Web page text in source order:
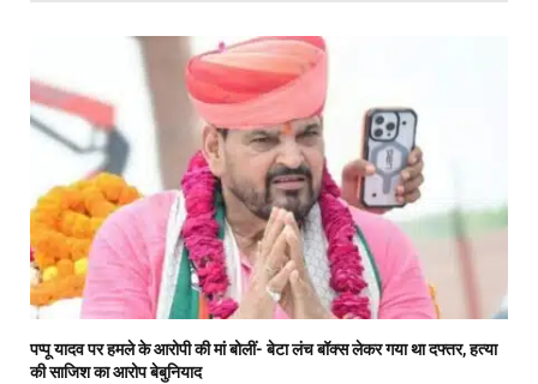
पप्पू यादव पर हमले के आरोपी की मां बोलीं- बेटा लंच बॉक्स लेकर गया था दफ्तर, हत्या
की साजिश का आरोप बेबुनियाद